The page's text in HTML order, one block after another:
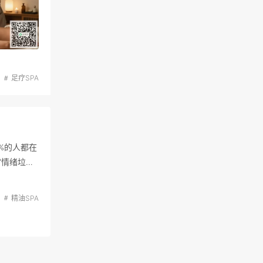
足疗SPA
的人都在
绪垃圾
精油SPA